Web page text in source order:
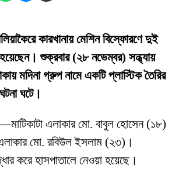
কারখানায় মেশিন বিস্ফোরণে দুই
শুক্রবার (২৮ নভেম্বর) সন্ধ্যায়
মদিনা গ্রুপ নামে একটি প্লাস্টিক তৈরির
ঘটে।
এলাকার মো. বাবুল হোসেন (১৮)
এলাকার মো. রবিউল ইসলাম (২৩)।
করে হাসপাতালে নেওয়া হয়েছে।